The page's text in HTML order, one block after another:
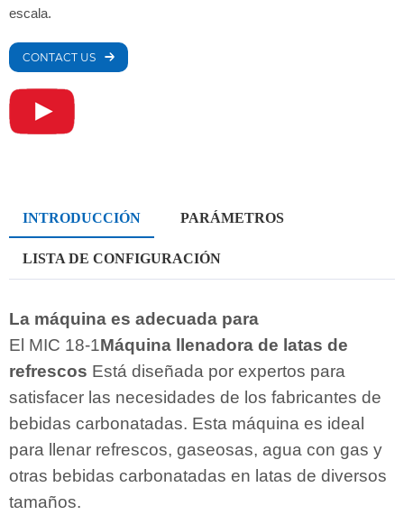
escala.
CONTACT US
INTRODUCCIÓN PARÁMETROS
LISTA DE CONFIGURACIÓN
La máquina es adecuada para
El MIC 18-1Máquina llenadora de latas de
refrescos Está diseñada por expertos para
satisfacer las necesidades de los fabricantes de
bebidas carbonatadas. Esta máquina es ideal
para llenar refrescos, gaseosas, agua con gas y
otras bebidas carbonatadas en latas de diversos
tamaños.